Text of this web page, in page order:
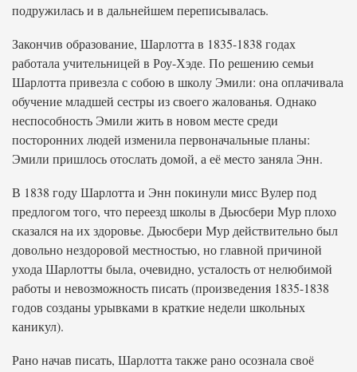
подружилась и в дальнейшем переписывалась.
Закончив образование, Шарлотта в 1835-1838 годах
работала учительницей в Роу-Хэде. По решению семьи
Шарлотта привезла с собою в школу Эмили: она оплачивала
обучение младшей сестры из своего жалованья. Однако
неспособность Эмили жить в новом месте среди
посторонних людей изменила первоначальные планы:
Эмили пришлось отослать домой, а её место заняла Энн.
В 1838 году Шарлотта и Энн покинули мисс Вулер под
предлогом того, что переезд школы в Дьюсбери Мур плохо
сказался на их здоровье. Дьюсбери Мур действительно был
довольно нездоровой местностью, но главной причиной
ухода Шарлотты была, очевидно, усталость от нелюбимой
работы и невозможность писать (произведения 1835-1838
годов созданы урывками в краткие недели школьных
каникул).
Рано начав писать, Шарлотта также рано осознала своё